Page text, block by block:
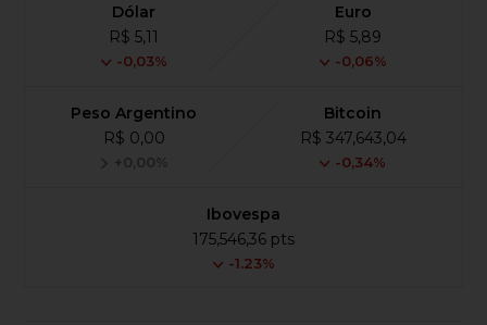
Dólar
R$ 5,11
-0,03%
Euro
R$ 5,89
-0,06%
Peso Argentino
R$ 0,00
+0,00%
Bitcoin
R$ 347,643,04
-0,34%
Ibovespa
175,546,36 pts
-1.23%